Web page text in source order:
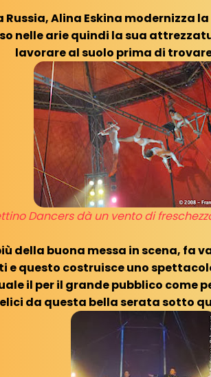
Russia, Alina Eskina modernizza
nelle arie quindi la sua
lavorare al suolo prima di
Dancers dà un vento di
della buona messa in scena, fa
e questo costruisce uno
il per il grande pubblico come
da questa bella serata sotto